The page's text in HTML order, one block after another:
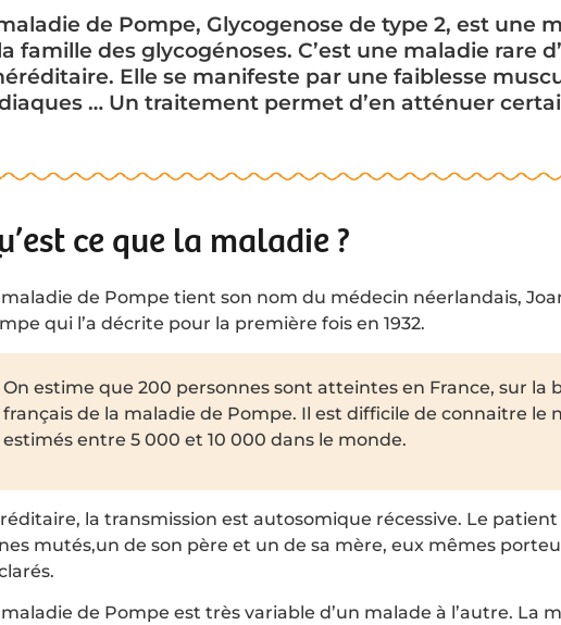
de Pompe, Glycogenose de type 2, est une
famille des glycogénoses. C’est une maladie rare
Elle se manifeste par une faiblesse
… Un traitement permet d’en atténuer
ce que la maladie ?
de Pompe tient son nom du médecin néerlandais,
qui l’a décrite pour la première fois en 1932.
On estime que 200 personnes sont atteintes en France, sur la
français de la maladie de Pompe. Il est difficile de connaitre le
estimés entre 5 000 et 10 000 dans le monde.
la transmission est autosomique récessive. Le
mutés,un de son père et un de sa mère, eux mêmes
de Pompe est très variable d’un malade à l’autre. La